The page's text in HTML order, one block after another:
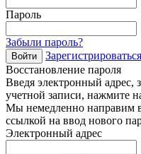
Пароль
Забыли пароль?
Войти
Зарегистрироваться
Восстановление пароля
Введя электронный адрес,
учетной записи, нажмите
Мы немедленно направим
ссылкой на ввод нового
Электронный адрес